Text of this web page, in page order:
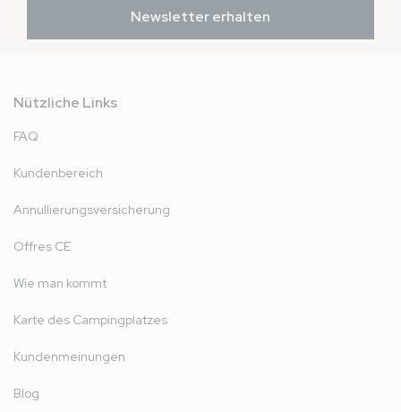
Newsletter erhalten
Nützliche Links
FAQ
Kundenbereich
Annullierungsversicherung
Offres CE
Wie man kommt
Karte des Campingplatzes
Kundenmeinungen
Blog